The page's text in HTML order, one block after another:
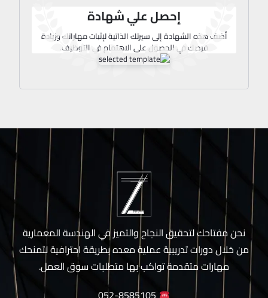
إحصل علي شهادة
أضف هذه الشهادة إلى سيرتك الذاتية لإثبات مهاراتك وزيادة
فرصك في الحصول على الاهتمام في التوظيف.
نحن مفتاحك لتحقيق النجاح والتميز في الهندسة المعمارية
من خلال دورات تدريبية عملية معده بطريقة احترافية لتمنحك
مهارات متقدمة تواكب بها متطلبات سوق العمل.